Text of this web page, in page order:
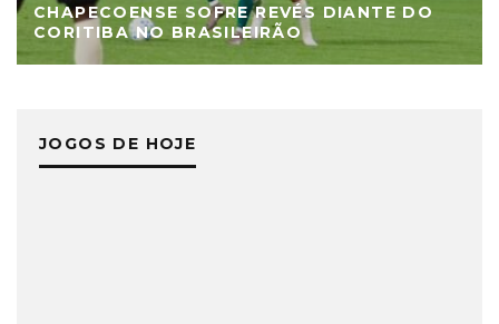
CHAPECOENSE SOFRE REVÉS DIANTE DO
CORITIBA NO BRASILEIRÃO
JOGOS DE HOJE